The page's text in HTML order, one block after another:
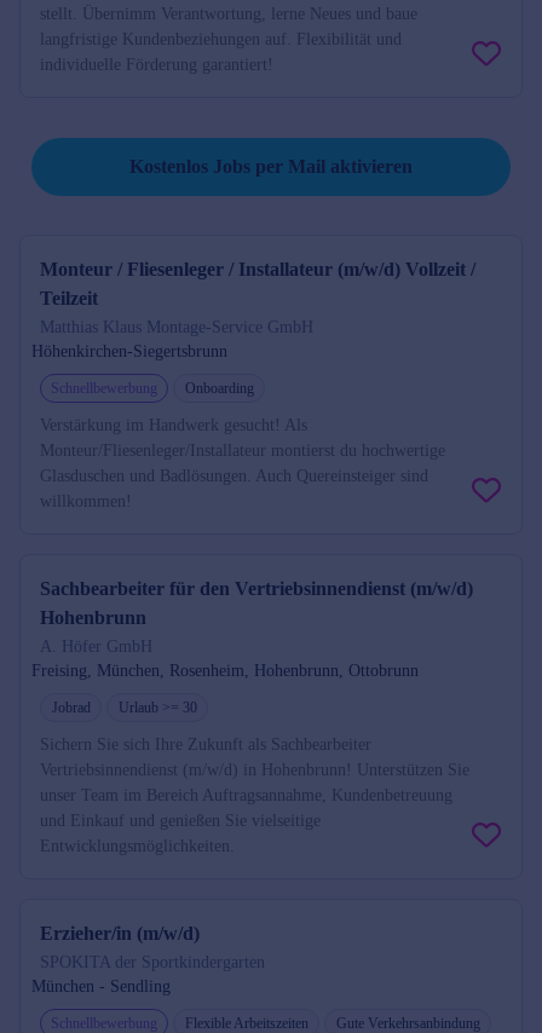
stellt. Übernimm Verantwortung, lerne Neues und baue
langfristige Kundenbeziehungen auf. Flexibilität und
individuelle Förderung garantiert!
Kostenlos Jobs per Mail aktivieren
Monteur / Fliesenleger / Installateur (m/w/d) Vollzeit /
Teilzeit
Matthias Klaus Montage-Service GmbH
Höhenkirchen-Siegertsbrunn
Schnellbewerbung Onboarding
Verstärkung im Handwerk gesucht! Als
Monteur/Fliesenleger/Installateur montierst du hochwertige
Glasduschen und Badlösungen. Auch Quereinsteiger sind
willkommen!
Sachbearbeiter für den Vertriebsinnendienst (m/w/d)
Hohenbrunn
A. Höfer GmbH
Freising, München, Rosenheim, Hohenbrunn, Ottobrunn
Jobrad Urlaub >= 30
Sichern Sie sich Ihre Zukunft als Sachbearbeiter
Vertriebsinnendienst (m/w/d) in Hohenbrunn! Unterstützen Sie
unser Team im Bereich Auftragsannahme, Kundenbetreuung
und Einkauf und genießen Sie vielseitige
Entwicklungsmöglichkeiten.
Erzieher/in (m/w/d)
SPOKITA der Sportkindergarten
München - Sendling
Schnellbewerbung Flexible Arbeitszeiten
Gute Verkehrsanbindung